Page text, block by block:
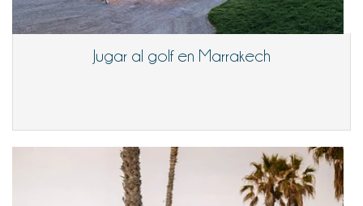
Jugar al golf en Marrakech